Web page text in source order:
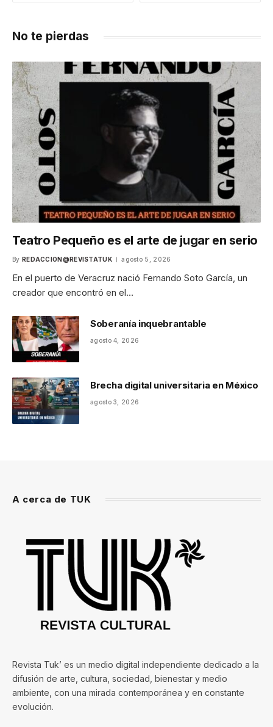
No te pierdas
Teatro Pequeño es el arte de jugar en serio
By REDACCION@REVISTATUK agosto 5, 2026
En el puerto de Veracruz nació Fernando Soto García, un
creador que encontró en el…
Soberanía inquebrantable
agosto 4, 2026
Brecha digital universitaria en México
agosto 3, 2026
A cerca de TUK
Revista Tuk’ es un medio digital independiente dedicado a la
difusión de arte, cultura, sociedad, bienestar y medio
ambiente, con una mirada contemporánea y en constante
evolución.